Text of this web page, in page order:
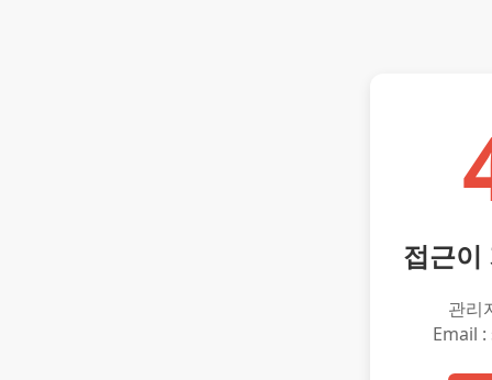
접근이
관리
Email